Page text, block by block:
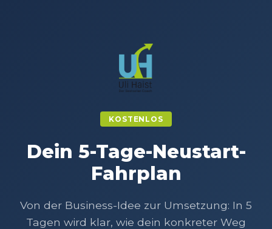
KOSTENLOS
Dein 5-Tage-Neustart-
Fahrplan
Von der Business-Idee zur Umsetzung: In 5
Tagen wird klar, wie dein konkreter Weg